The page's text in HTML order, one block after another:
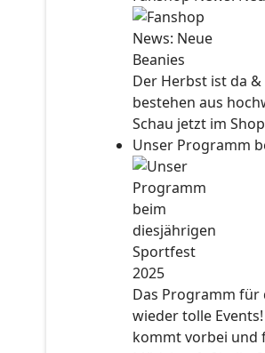
Der Herbst ist da
bestehen aus
Schau jetzt im
Unser Programm
Das Programm für
wieder tolle
kommt vorbei und